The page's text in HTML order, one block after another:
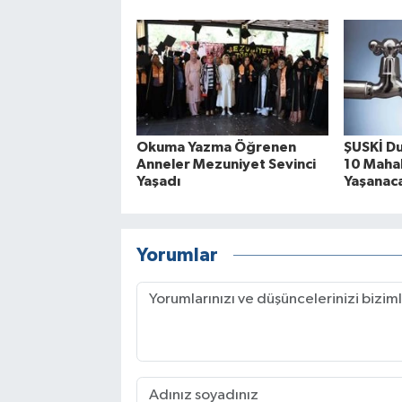
Okuma Yazma Öğrenen
Anneler Mezuniyet Sevinci
Yaşadı
ŞUSKİ
10
Yorumlar